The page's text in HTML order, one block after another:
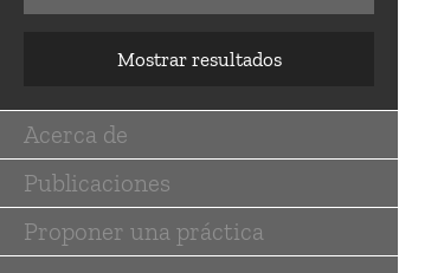
Mostrar resultados
Main
navigation
Acerca de
Publicaciones
Proponer una práctica